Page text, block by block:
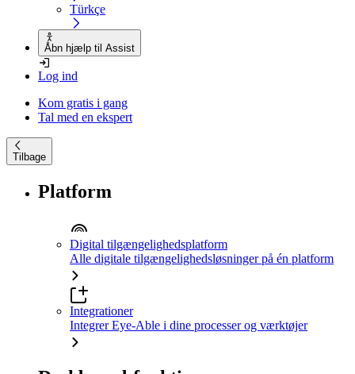
Türkçe
Åbn hjælp til Assist
Log ind
Kom gratis i gang
Tal med en ekspert
Tilbage
Platform
Digital tilgængelighedsplatform
Alle digitale tilgængelighedsløsninger på én platform
Integrationer
Integrer Eye-Able i dine processer og værktøjer